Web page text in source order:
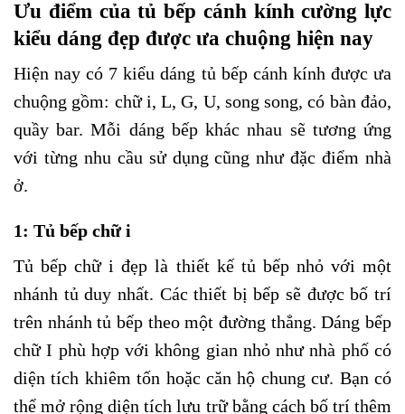
Ưu điểm của tủ bếp cánh kính cường lực
kiểu dáng đẹp được ưa chuộng hiện nay
Hiện nay có 7 kiểu dáng tủ bếp cánh kính được ưa
chuộng gồm: chữ i, L, G, U, song song, có bàn đảo,
quầy bar. Mỗi dáng bếp khác nhau sẽ tương ứng
với từng nhu cầu sử dụng cũng như đặc điểm nhà
ở.
1: Tủ bếp chữ i
Tủ bếp chữ i đẹp là thiết kế tủ bếp nhỏ với một
nhánh tủ duy nhất. Các thiết bị bếp sẽ được bố trí
trên nhánh tủ bếp theo một đường thẳng. Dáng bếp
chữ I phù hợp với không gian nhỏ như nhà phố có
diện tích khiêm tốn hoặc căn hộ chung cư. Bạn có
thể mở rộng diện tích lưu trữ bằng cách bố trí thêm